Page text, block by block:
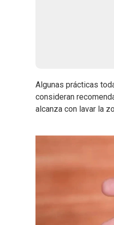
Algunas prácticas
consideran
alcanza con lavar la